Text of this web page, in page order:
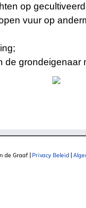
op
vuur op
de
de Graaf |Privacy Beleid |